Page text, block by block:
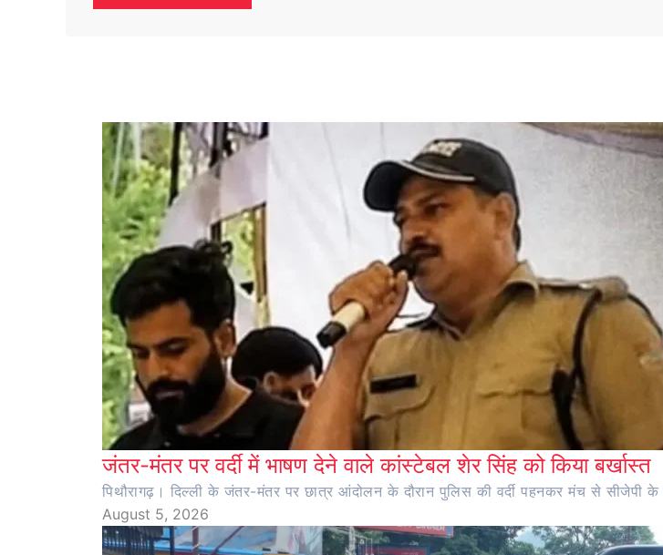
जंतर-मंतर पर वर्दी में भाषण देने वाले कांस्टेबल शेर सिंह को किया बर्खास्त
पिथौरागढ़। दिल्ली के जंतर-मंतर पर छात्र आंदोलन के दौरान पुलिस की वर्दी पहनकर मंच से सीजेपी
August 5, 2026